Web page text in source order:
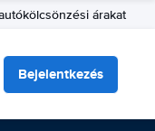
árakat
Bejelentkezés